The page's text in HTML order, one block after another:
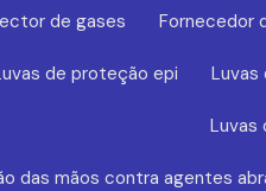
de gases Fornecedor
de proteção epi Luvas
Luvas
das mãos contra agentes